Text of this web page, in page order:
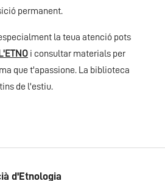
permanent.
la teua atenció pots
i consultar materials per
que t'apassione. La biblioteca
de l'estiu.
d'Etnologia